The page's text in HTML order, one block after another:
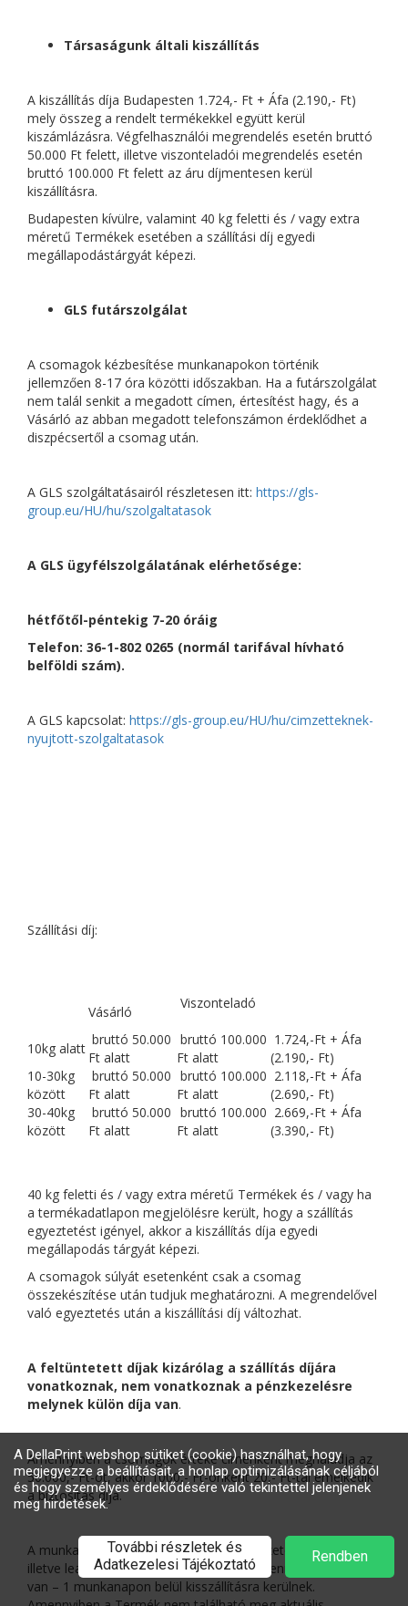
Társaságunk általi kiszállítás
A kiszállítás díja Budapesten 1.724,- Ft + Áfa (2.190,- Ft)
mely összeg a rendelt termékekkel együtt kerül
kiszámlázásra. Végfelhasználói megrendelés esetén bruttó
50.000 Ft felett, illetve viszonteladói megrendelés esetén
bruttó 100.000 Ft felett az áru díjmentesen kerül
kiszállításra.
Budapesten kívülre, valamint 40 kg feletti és / vagy extra
méretű Termékek esetében a szállítási díj egyedi
megállapodástárgyát képezi.
GLS futárszolgálat
A csomagok kézbesítése munkanapokon történik
jellemzően 8-17 óra közötti időszakban. Ha a futárszolgálat
nem talál senkit a megadott címen, értesítést hagy, és a
Vásárló az abban megadott telefonszámon érdeklődhet a
diszpécsertől a csomag után.
A GLS szolgáltatásairól részletesen itt: https://gls-
group.eu/HU/hu/szolgaltatasok
A GLS ügyfélszolgálatának elérhetősége:
hétfőtől-péntekig 7-20 óráig
Telefon: 36-1-802 0265 (normál tarifával hívható
belföldi szám).
A GLS kapcsolat: https://gls-group.eu/HU/hu/cimzetteknek-
nyujtott-szolgaltatasok
Szállítási díj:
Vásárló
Viszonteladó
10kg alatt
bruttó 50.000
Ft alatt
bruttó 100.000
Ft alatt
1.724,-Ft + Áfa
(2.190,- Ft)
10-30kg
között
bruttó 50.000
Ft alatt
bruttó 100.000
Ft alatt
2.118,-Ft + Áfa
(2.690,- Ft)
30-40kg
között
bruttó 50.000
Ft alatt
bruttó 100.000
Ft alatt
2.669,-Ft + Áfa
(3.390,- Ft)
40 kg feletti és / vagy extra méretű Termékek és / vagy ha
a termékadatlapon megjelölésre került, hogy a szállítás
egyeztetést igényel, akkor a kiszállítás díja egyedi
megállapodás tárgyát képezi.
A csomagok súlyát esetenként csak a csomag
összekészítése után tudjuk meghatározni. A megrendelővel
való egyeztetés után a kiszállítási díj változhat.
A feltüntetett díjak kizárólag a szállítás díjára
vonatkoznak, nem vonatkoznak a pénzkezelésre
melynek külön díja van.
Amennyiben a csomagok értéke címenként meghaladja az
50.000,- Ft-ot, akkor 1000,- Ft-onként 20,- Ft-tal emelkedik
a biztosítás díja.
A munkanapokon 14 óráig leadott és kifizetett rendelések,
illetve leadott utánvétes rendelések – amennyiben raktáron
van – 1 munkanapon belül kisszállításra kerülnek.